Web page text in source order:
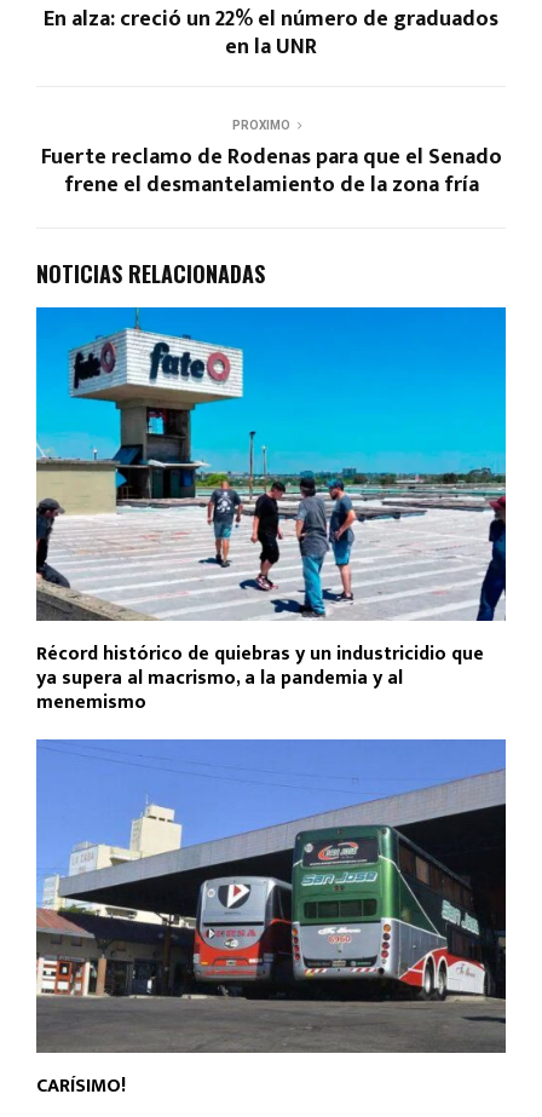
En alza: creció un 22% el número de graduados
en la UNR
PROXIMO
Fuerte reclamo de Rodenas para que el Senado
frene el desmantelamiento de la zona fría
NOTICIAS RELACIONADAS
Récord histórico de quiebras y un industricidio que
ya supera al macrismo, a la pandemia y al
menemismo
CARÍSIMO!